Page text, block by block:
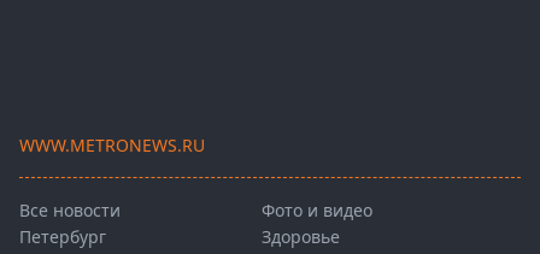
WWW.METRONEWS.RU
Все новости
Петербург
Фото и видео
Здоровье